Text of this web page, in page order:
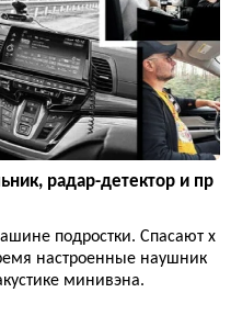
радар-детектор и пр
подростки. Спасают х
настроенные наушник
минивэна.